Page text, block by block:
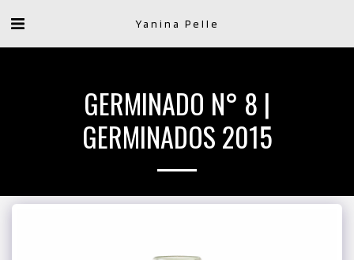
Yanina Pelle
GERMINADO N° 8 |
GERMINADOS 2015